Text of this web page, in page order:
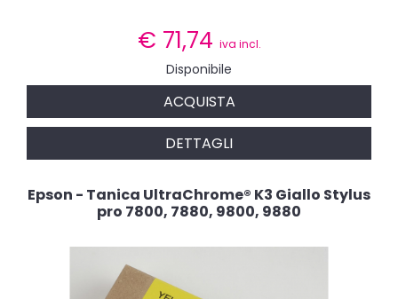
€ 71,74 iva incl.
Disponibile
ACQUISTA
DETTAGLI
Epson - Tanica UltraChrome® K3 Giallo Stylus
pro 7800, 7880, 9800, 9880